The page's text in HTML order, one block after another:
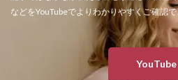
などをYouTubeでよりわかりやすくご確認
YouTube